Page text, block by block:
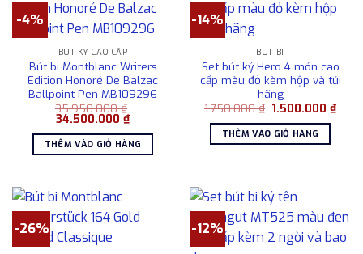
-4%
BÚT KÝ CAO CẤP
Bút bi Montblanc Writers
Edition Honoré De Balzac
Ballpoint Pen MB109296
35.950.000₫
Giá
là:
35.950.000 ₫.
34.500.000 ₫Giá
hiện
tại
là:
34.500.000 ₫.
THÊM VÀO GIỎ HÀNG
-14%
BÚT BI
Set bút ký Hero 4 món cao
cấp màu đỏ kèm hộp và túi
hãng
1.750.000₫ Giá
là:
1.750.000 ₫.
1.500.000₫Giá
hiện
THÊM VÀO GIỎ HÀNG
-26% -12%